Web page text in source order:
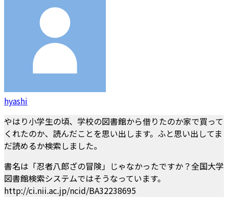
hyashi
やはり小学生の頃、学校の図書館から借りたのか家で買って
くれたのか、読んだことを思い出します。ふと思い出してま
だ読めるか検索しました。
書名は「忍者八郎ざの冒険」じゃなかったですか？全国大学
図書館検索システムではそうなっています。
http://ci.nii.ac.jp/ncid/BA32238695